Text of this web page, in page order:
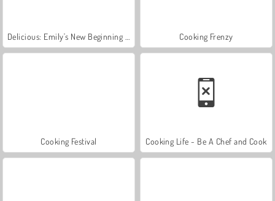
Cooking Frenzy
Cooking Festival Cooking Life - Be A Chef and Cook